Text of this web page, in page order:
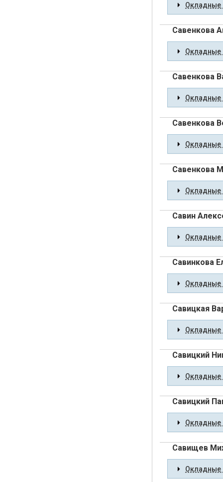
Окладные
Савенкова
Окладные
Савенкова
Окладные
Савенкова
Окладные
Савенкова
Окладные
Савин
Окладные
Савинкова
Окладные
Савицкая
Окладные
Савицкий
Окладные
Савицкий
Окладные
Савищев
Окладные